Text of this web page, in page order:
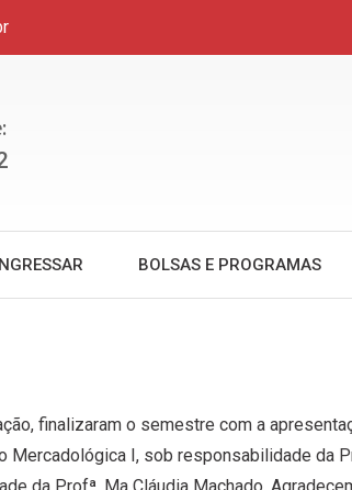
BOLSAS E PROGRAMAS
finalizaram o semestre com a
I, sob responsabilidade da